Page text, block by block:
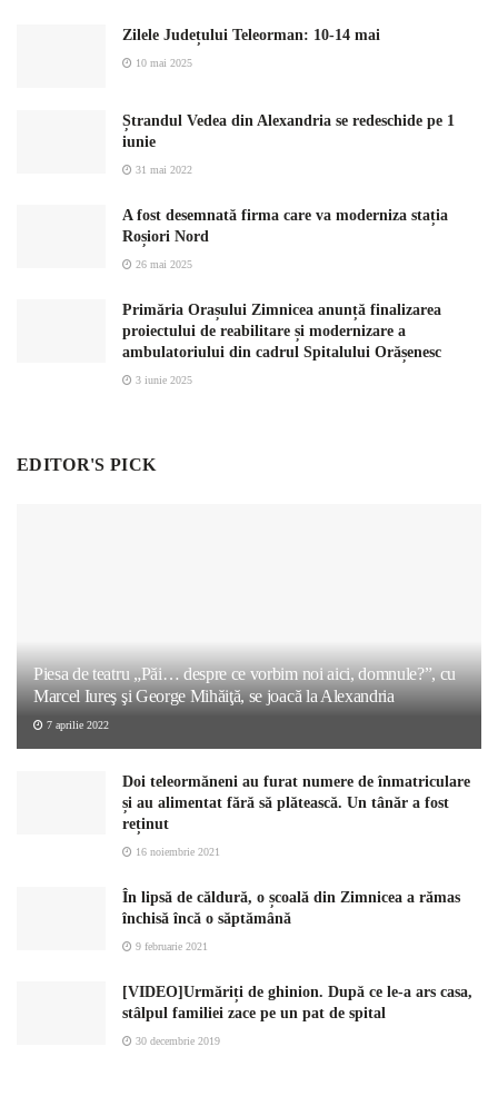
Zilele Județului Teleorman: 10-14 mai
10 mai 2025
Ștrandul Vedea din Alexandria se redeschide pe 1
iunie
31 mai 2022
A fost desemnată firma care va moderniza stația
Roșiori Nord
26 mai 2025
Primăria Orașului Zimnicea anunță finalizarea
proiectului de reabilitare și modernizare a
ambulatoriului din cadrul Spitalului Orășenesc
3 iunie 2025
EDITOR'S PICK
Piesa de teatru „Păi… despre ce vorbim noi aici, domnule?”, cu
Marcel Iureş şi George Mihăiţă, se joacă la Alexandria
7 aprilie 2022
Doi teleormăneni au furat numere de înmatriculare
și au alimentat fără să plătească. Un tânăr a fost
reținut
16 noiembrie 2021
În lipsă de căldură, o școală din Zimnicea a rămas
închisă încă o săptămână
9 februarie 2021
[VIDEO]Urmăriți de ghinion. După ce le-a ars casa,
stâlpul familiei zace pe un pat de spital
30 decembrie 2019